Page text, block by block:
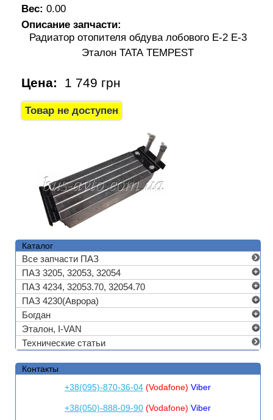
Вес: 0.00
Описание запчасти:
Радиатор отопителя обдува лобового Е-2 Е-3
Эталон ТАТА TEMPEST
Цена: 1 749 грн
Каталог
Все запчасти ПАЗ
ПАЗ 3205, 32053, 32054
ПАЗ 4234, 32053.70, 32054.70
ПАЗ 4230(Аврора)
Богдан
Эталон, I-VAN
Технические статьи
Контакты
+38(095)-870-36-04 (Vodafone)Viber
+38(050)-888-09-90 (Vodafone)Viber